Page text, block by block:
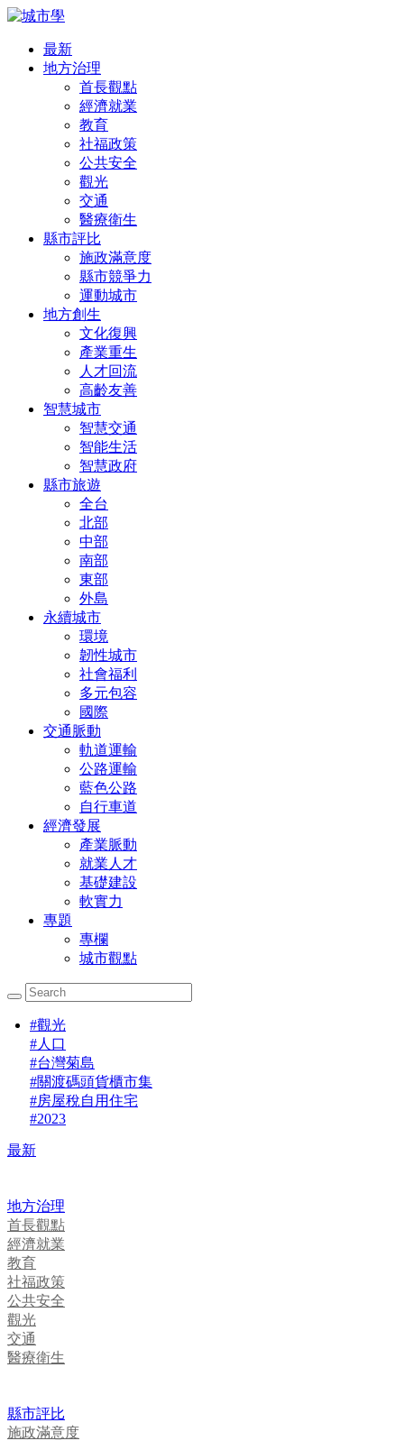
最新
地方治理
首長觀點
經濟就業
教育
社福政策
公共安全
觀光
交通
醫療衛生
縣市評比
施政滿意度
縣市競爭力
運動城市
地方創生
文化復興
產業重生
人才回流
高齡友善
智慧城市
智慧交通
智能生活
智慧政府
縣市旅遊
全台
北部
中部
南部
東部
外島
永續城市
環境
韌性城市
社會福利
多元包容
國際
交通脈動
軌道運輸
公路運輸
藍色公路
自行車道
經濟發展
產業脈動
就業人才
基礎建設
軟實力
專題
專欄
城市觀點
#觀光
#人口
#台灣菊島
#關渡碼頭貨櫃市集
#房屋稅自用住宅
#2023
最新
地方治理
首長觀點
經濟就業
教育
社福政策
公共安全
觀光
交通
醫療衛生
縣市評比
施政滿意度